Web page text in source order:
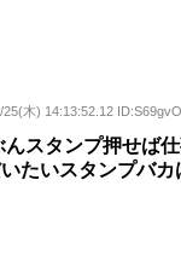
25(木) 14:13:52.12
スタンプ押せば
たいスタンプバカ